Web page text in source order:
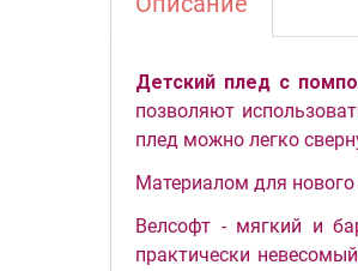
Детский плед с
позволяют
плед можно легко
Материалом для нового
Велсофт - мягкий и
практически